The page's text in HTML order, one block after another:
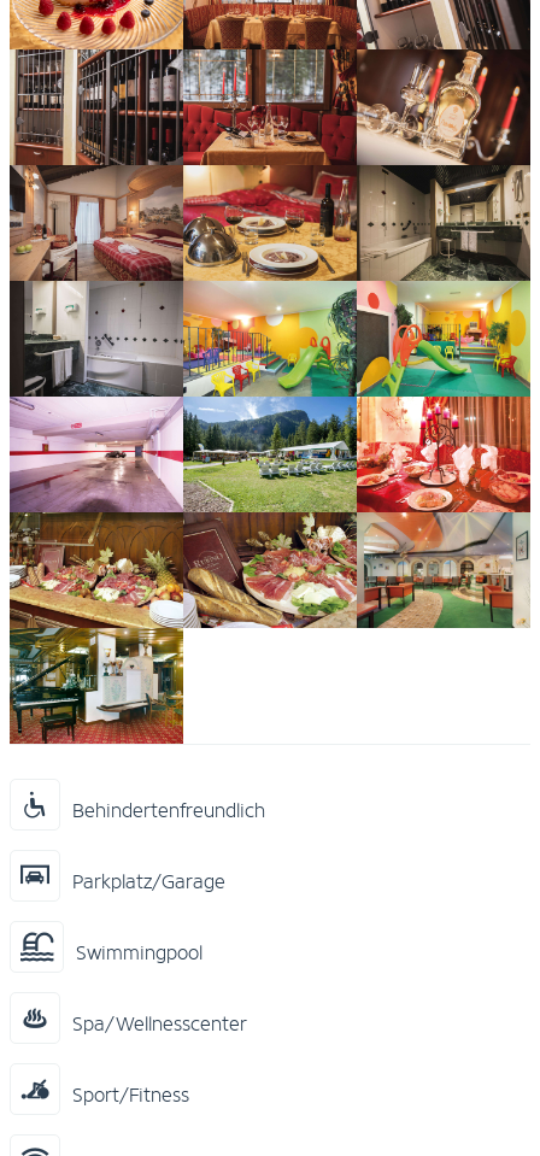
Behindertenfreundlich
Parkplatz/Garage
Swimmingpool
Spa/Wellnesscenter
Sport/Fitness